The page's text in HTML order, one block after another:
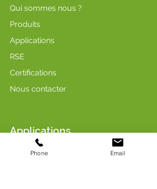
Qui sommes nous ?
Produits
Applications
RSE
Certifications
Nous contacter
Applications
Soin & Hygiène
Phone Email